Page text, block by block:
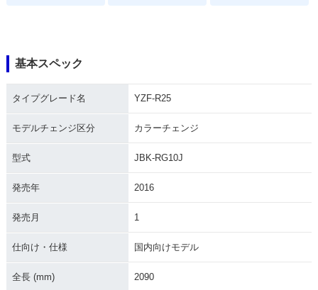
2023年 YZF-R25 A
2022年 YZF-R25 A
versary・特別・限
2021年 YZF-R25 A
BS・カラーチェンジ
2020年 YZF-R25 A
BS・カラーチェンジ
基本スペック
タイプグレード名 YZF-R25
モデルチェンジ区分 カラーチェンジ
型式 JBK-RG10J
発売年 2016
発売月 1
仕向け・仕様 国内向けモデル
全長 (mm) 2090